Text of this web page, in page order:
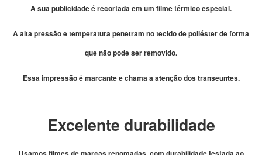
A sua publicidade é recortada em um filme térmico especial.
A alta pressão e temperatura penetram no tecido de poliéster de forma
que não pode ser removido.
Essa impressão é marcante e chama a atenção dos transeuntes.
Excelente durabilidade